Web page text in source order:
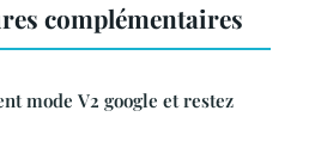
complémentaires
mode V2 google et restez